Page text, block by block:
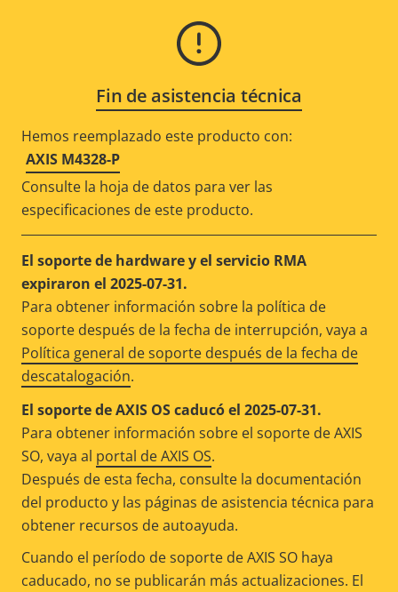
Fin de asistencia técnica
Hemos reemplazado este producto con:
AXIS M4328-P
Consulte la hoja de datos para ver las
especificaciones de este producto.
El soporte de hardware y el servicio RMA
expiraron el 2025-07-31.
Para obtener información sobre la política de
soporte después de la fecha de interrupción, vaya a
Política general de soporte después de la fecha de
descatalogación.
El soporte de AXIS OS caducó el 2025-07-31.
Para obtener información sobre el soporte de AXIS
SO, vaya al portal de AXIS OS.
Después de esta fecha, consulte la documentación
del producto y las páginas de asistencia técnica para
obtener recursos de autoayuda.
Cuando el período de soporte de AXIS SO haya
caducado, no se publicarán más actualizaciones. El